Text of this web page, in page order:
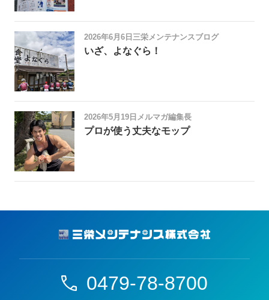
2026年6月6日 三栄メンテナンスブログ
いざ、よなぐら！
2026年5月19日 メルマガ編集長
プロが使う丈夫なモップ
0479-78-8700